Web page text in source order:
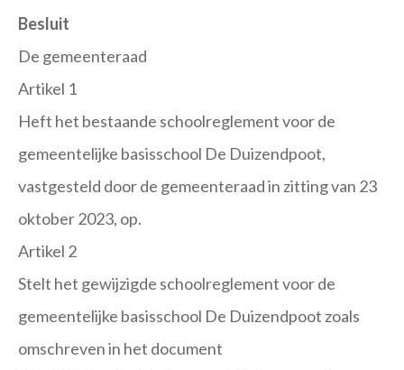
Besluit
De gemeenteraad
Artikel 1
Heft het bestaande schoolreglement voor de
gemeentelijke basisschool De Duizendpoot,
vastgesteld door de gemeenteraad in zitting van 23
oktober 2023, op.
Artikel 2
Stelt het gewijzigde schoolreglement voor de
gemeentelijke basisschool De Duizendpoot zoals
omschreven in het document